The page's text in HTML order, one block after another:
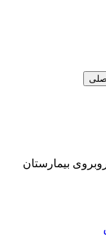
بیمارستان